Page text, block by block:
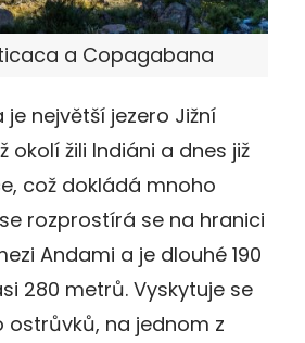
a Copagabana
největší jezero Jižní
okolí žili Indiáni a dnes již
což dokládá mnoho
rozprostírá se na hranici
Andami a je dlouhé 190
280 metrů. Vyskytuje se
ostrůvků, na jednom z